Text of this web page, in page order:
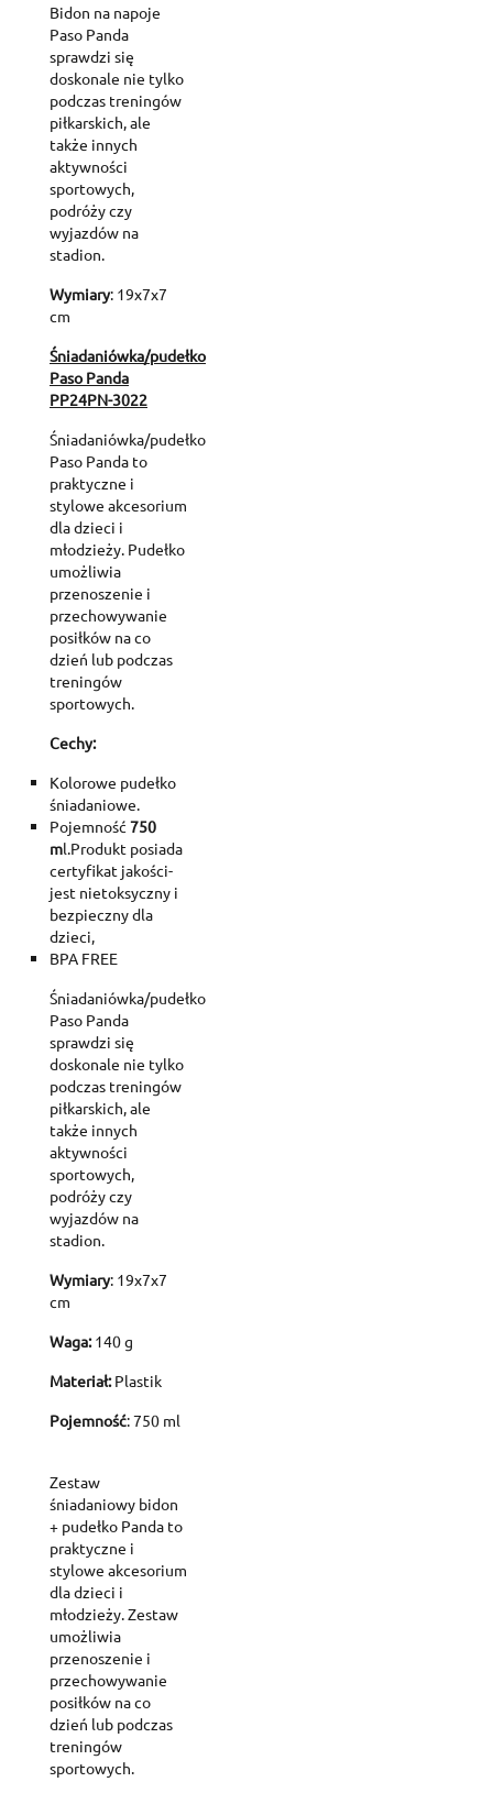
Add to wishlist
Create wishlist
Wishlist name
Sign in
You need to be logged in to save products in your wishlist.
Bidon na napoje
Paso Panda
sprawdzi się
doskonale nie tylko
podczas treningów
piłkarskich, ale
także innych
aktywności
sportowych,
podróży czy
wyjazdów na
stadion.
Wymiary: 19x7x7
cm
Śniadaniówka/pudełko
Paso Panda
PP24PN-3022
Śniadaniówka/pudełko
Paso Panda to
praktyczne i
stylowe akcesorium
dla dzieci i
młodzieży. Pudełko
umożliwia
przenoszenie i
przechowywanie
posiłków na co
dzień lub podczas
treningów
sportowych.
Cechy:
Kolorowe pudełko
śniadaniowe.
Pojemność 750
ml.Produkt posiada
certyfikat jakości-
jest nietoksyczny i
bezpieczny dla
dzieci,
BPA FREE
Śniadaniówka/pudełko
Paso Panda
sprawdzi się
doskonale nie tylko
podczas treningów
piłkarskich, ale
także innych
aktywności
sportowych,
podróży czy
wyjazdów na
stadion.
Wymiary: 19x7x7
cm
Waga:140 g
Materiał:Plastik
Pojemność: 750 ml
Zestaw
śniadaniowy bidon
+ pudełko Panda to
praktyczne i
stylowe akcesorium
dla dzieci i
młodzieży. Zestaw
umożliwia
przenoszenie i
przechowywanie
posiłków na co
dzień lub podczas
treningów
sportowych.